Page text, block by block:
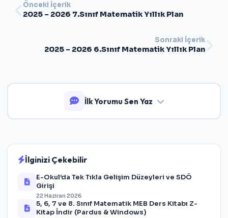
Önceki İçerik
2025 – 2026 7.Sınıf Matematik Yıllık Plan
Sonraki İçerik
2025 – 2026 6.Sınıf Matematik Yıllık Plan
İlk Yorumu Sen Yaz
İlginizi Çekebilir
E-Okul’da Tek Tıkla Gelişim Düzeyleri ve SDÖ
Girişi
22 Haziran 2026
5, 6, 7 ve 8. Sınıf Matematik MEB Ders Kitabı Z-
Kitap İndir (Pardus & Windows)